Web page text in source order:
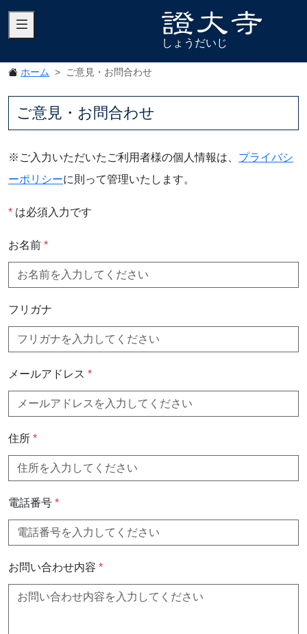
しょうだいじ
ホーム ご意見・お問合わせ
ご意見・お問合わせ
※ご入力いただいたご利用者様の個人情報は、 プライバシ
ーポリシーに則って管理いたします。
* は必須入力です
お名前 *
フリガナ
メールアドレス *
住所 *
電話番号 *
お問い合わせ内容 *